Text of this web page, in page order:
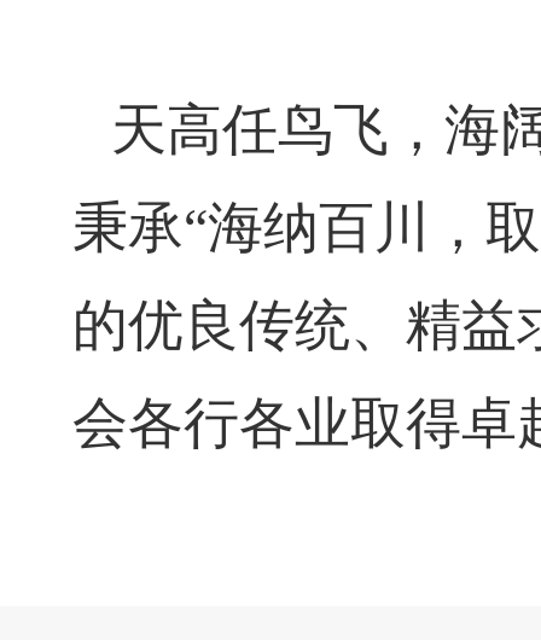
天高任鸟飞，海
秉承“海纳百川，
的优良传统、精
会各行各业取得卓